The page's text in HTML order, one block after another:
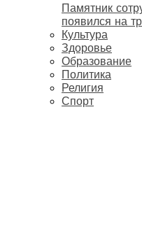
Памятник
появился на
Культура
Здоровье
Образование
Политика
Религия
Спорт